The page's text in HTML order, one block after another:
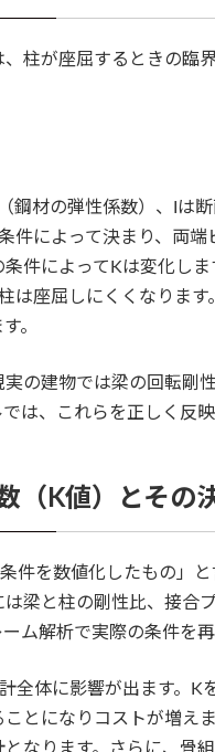
柱が座屈するときの臨
鋼材の弾性係数）、Iは
件によって決まり、両
件によってKは変化し
は座屈しにくくなりま
。
の建物では梁の回転剛
は、これらを正しく反
（K値）とその
件を数値化したもの」
梁と柱の剛性比、接合
ム解析で実際の条件を
全体に影響が出ます。
とになりコストが増え
となります。さらに、骨